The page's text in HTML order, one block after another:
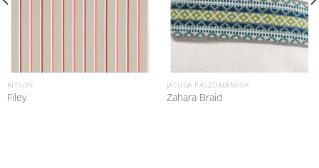
KITSON
Filey
JACUBA PASZOMÁNYOK
Zahara Braid